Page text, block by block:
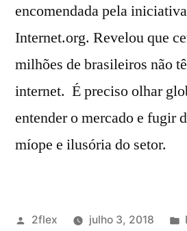
encomendada pela
Internet.org. Revelou que
milhões de brasileiros não
internet. É preciso olhar
entender o mercado e fugir
míope e ilusória do setor.
2flex julho 3, 2018